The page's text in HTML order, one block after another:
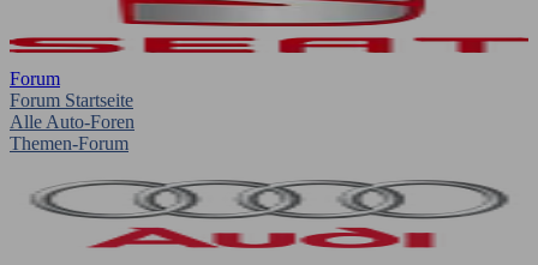
Forum
Forum Startseite
Alle Auto-Foren
Themen-Forum